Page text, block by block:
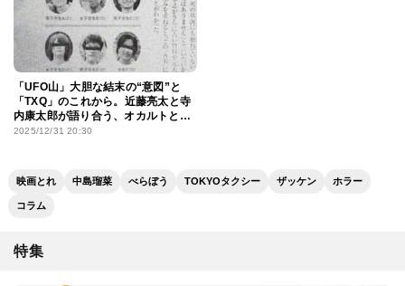
「UFO山」大胆な結末の“意図”と
「TXQ」のこれから。近藤亮太と寺
内康太郎が語り合う、オカルトと恐
怖表現
2025/12/31 20:30
映画とれ 中島瑠菜 べらぼう TOKYOタクシー ザッケン ホラー
コラム
特集